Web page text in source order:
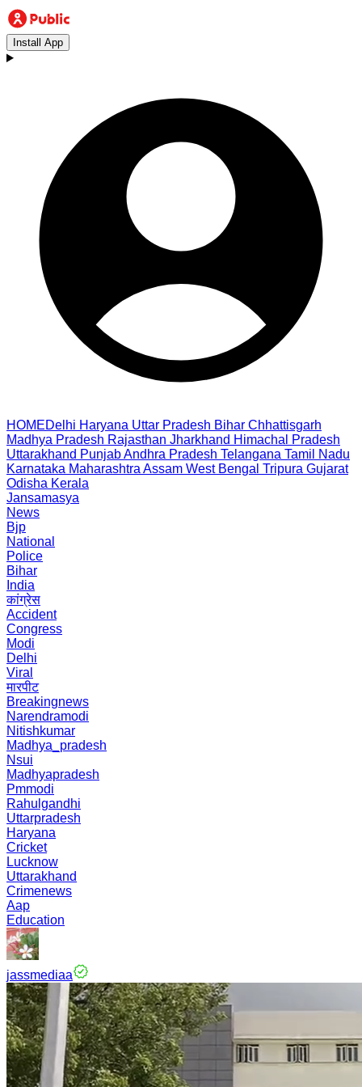
Install App
HOMEDelhi Haryana Uttar Pradesh Bihar Chhattisgarh
Madhya Pradesh Rajasthan Jharkhand Himachal Pradesh
Uttarakhand PunjabAndhra Pradesh Telangana Tamil Nadu
Karnataka Maharashtra Assam West Bengal Tripura Gujarat
Odisha Kerala
Jansamasya
News
Bjp
National
Police
Bihar
India
कांग्रेस
Accident
Congress
Modi
Delhi
Viral
मारपीट
Breakingnews
Narendramodi
Nitishkumar
Madhya_pradesh
Nsui
Madhyapradesh
Pmmodi
Rahulgandhi
Uttarpradesh
Haryana
Cricket
Lucknow
Uttarakhand
Crimenews
Aap
Education
jassmediaa